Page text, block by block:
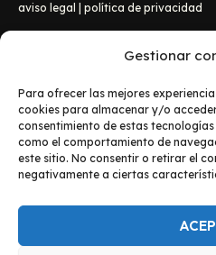
Gestionar
Para ofrecer las mejores
cookies para almacenar y/o
consentimiento de estas
como el comportamiento de
este sitio. No consentir o retirar el
negativamente a ciertas
aviso legal política de privacidad
Copyright © 2026